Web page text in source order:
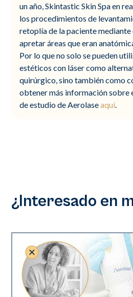
un año, Skintastic Skin Spa en
los procedimientos de
retoplía de la paciente mediante
apretar áreas que eran
Por lo que no solo se pueden
estéticos con láser como
quirúrgico, sino también como
obtener más información sobre
de estudio de Aerolaseaquí.
¿Interesado en